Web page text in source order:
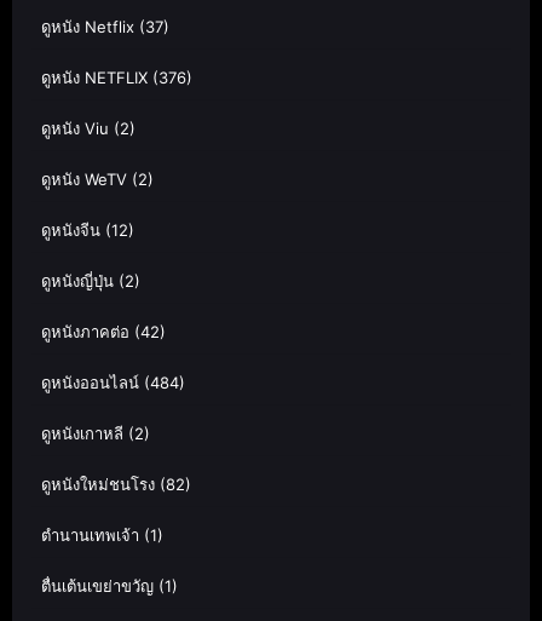
ดูหนัง Netflix (37)
ดูหนัง NETFLIX (376)
ดูหนัง Viu (2)
ดูหนัง WeTV (2)
ดูหนังจีน (12)
ดูหนังญี่ปุ่น (2)
ดูหนังภาคต่อ (42)
ดูหนังออนไลน์ (484)
ดูหนังเกาหลี (2)
ดูหนังใหม่ชนโรง (82)
ตำนานเทพเจ้า (1)
ตื่นเต้นเขย่าขวัญ (1)